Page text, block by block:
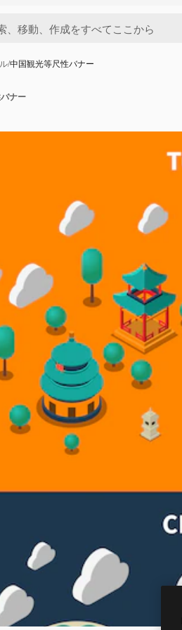
/中国観光等尺性バナー
ナー